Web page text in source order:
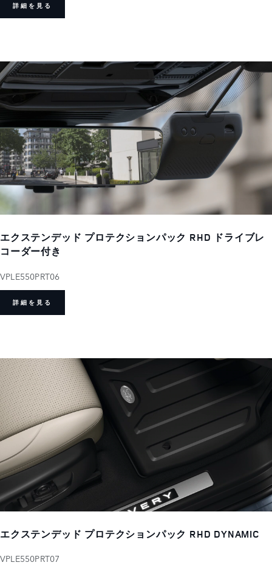
詳細を見る
エクステンデッド プロテクションパック RHD ドライブレ
コーダー付き
VPLE550PRT06
詳細を見る
エクステンデッド プロテクションパック RHD DYNAMIC
VPLE550PRT07